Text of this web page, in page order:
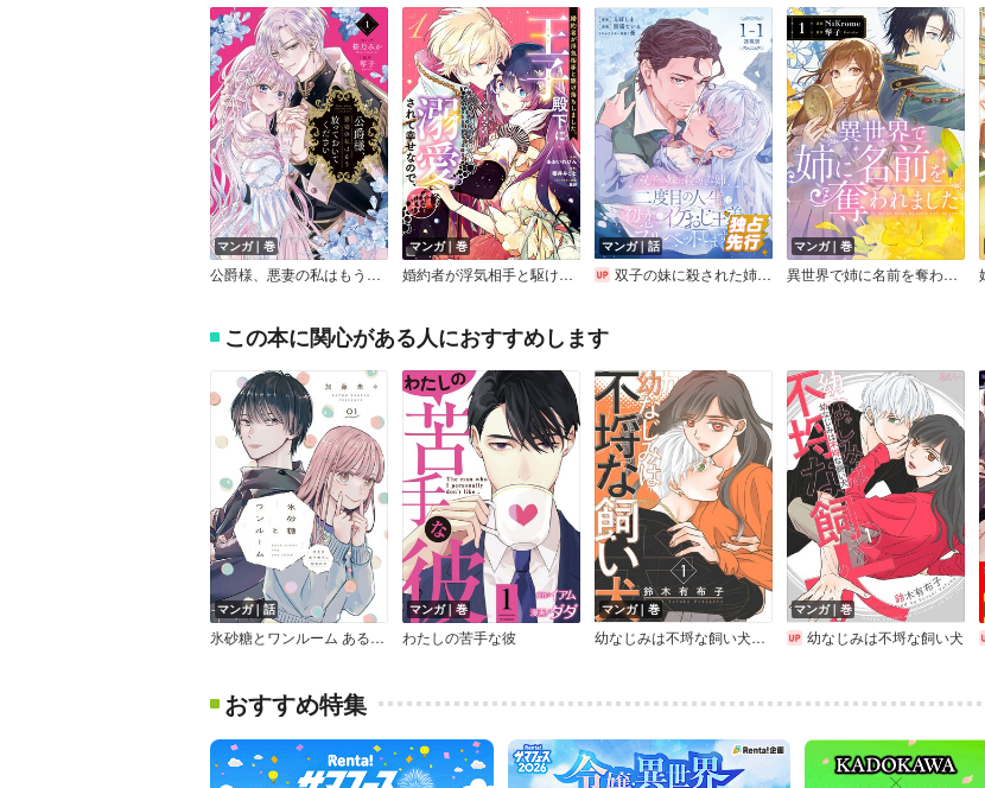
マンガ｜巻
公爵様、悪妻の私はもう放っておいてください【特典付き】
マンガ｜巻
婚約者が浮気相手と駆け落ちしました。王子殿下に溺愛されて幸せなので、今さら戻りたいと言われても困ります。
マンガ｜話
双子の妹に殺された姉、二度目の人生は初恋のイケおじ王弟にフルベットします！ 連載版
マンガ｜巻
異世界で姉に名前を奪われました
この本に関心がある人におすすめします
マンガ｜話
氷砂糖とワンルーム ある日年下男子に拾われた【単話】
マンガ｜巻
わたしの苦手な彼
マンガ｜巻
幼なじみは不埒な飼い犬【描き下ろしおまけ付き特装版】
マンガ｜巻
幼なじみは不埒な飼い犬
おすすめ特集